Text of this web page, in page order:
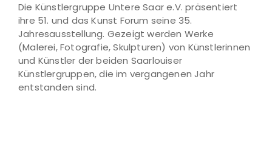
Die Künstlergruppe Untere Saar e.V. präsentiert
ihre 51. und das Kunst Forum seine 35.
Jahresausstellung. Gezeigt werden Werke
(Malerei, Fotografie, Skulpturen) von Künstlerinnen
und Künstler der beiden Saarlouiser
Künstlergruppen, die im vergangenen Jahr
entstanden sind.